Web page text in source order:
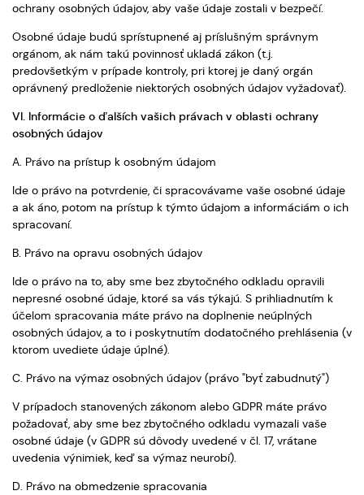
ochrany osobných údajov, aby vaše údaje zostali v bezpečí.
Osobné údaje budú sprístupnené aj príslušným správnym
orgánom, ak nám takú povinnosť ukladá zákon (t.j.
predovšetkým v prípade kontroly, pri ktorej je daný orgán
oprávnený predloženie niektorých osobných údajov vyžadovať).
VI. Informácie o ďalších vašich právach v oblasti ochrany
osobných údajov
A. Právo na prístup k osobným údajom
Ide o právo na potvrdenie, či spracovávame vaše osobné údaje
a ak áno, potom na prístup k týmto údajom a informáciám o ich
spracovaní.
B. Právo na opravu osobných údajov
Ide o právo na to, aby sme bez zbytočného odkladu opravili
nepresné osobné údaje, ktoré sa vás týkajú. S prihliadnutím k
účelom spracovania máte právo na doplnenie neúplných
osobných údajov, a to i poskytnutím dodatočného prehlásenia (v
ktorom uvediete údaje úplné).
C. Právo na výmaz osobných údajov (právo "byť zabudnutý")
V prípadoch stanovených zákonom alebo GDPR máte právo
požadovať, aby sme bez zbytočného odkladu vymazali vaše
osobné údaje (v GDPR sú dôvody uvedené v čl. 17, vrátane
uvedenia výnimiek, keď sa výmaz neurobí).
D. Právo na obmedzenie spracovania